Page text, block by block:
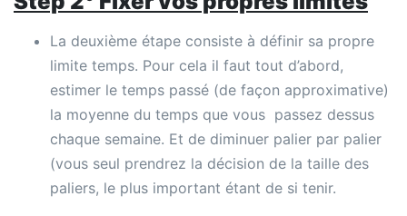
La deuxième étape consiste à définir sa propre
limite temps. Pour cela il faut tout d’abord,
estimer le temps passé (de façon approximative)
la moyenne du temps que vous passez dessus
chaque semaine. Et de diminuer palier par palier
(vous seul prendrez la décision de la taille des
paliers, le plus important étant de si tenir.